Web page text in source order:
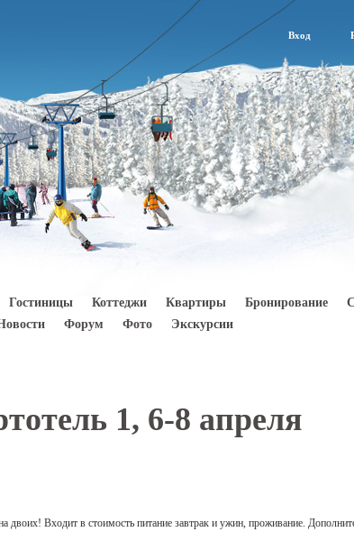
Вход
Гостиницы Коттеджи Квартиры Бронирование
Форум Фото Экскурсии
1, 6-8 апреля
Входит в стоимость питание завтрак и ужин, проживание.